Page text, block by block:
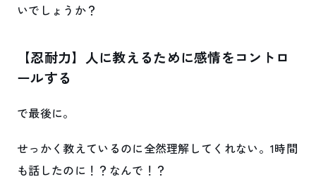
いでしょうか？
【忍耐力】人に教えるために感情をコントロ
ールする
で最後に。
せっかく教えているのに全然理解してくれない。1時間
も話したのに！？なんで！？